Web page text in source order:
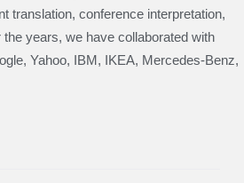
translation, conference interpretation,
years, we have collaborated with
Yahoo, IBM, IKEA, Mercedes-Benz,